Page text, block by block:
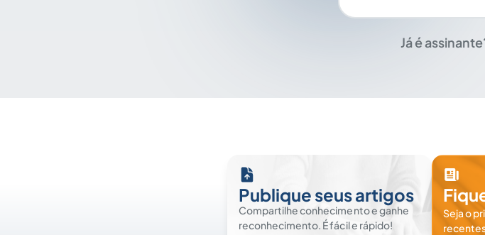
Já é
Publique seus artigos
Compartilhe conhecimento e ganhe
reconhecimento. É fácil e rápido!
Seja o